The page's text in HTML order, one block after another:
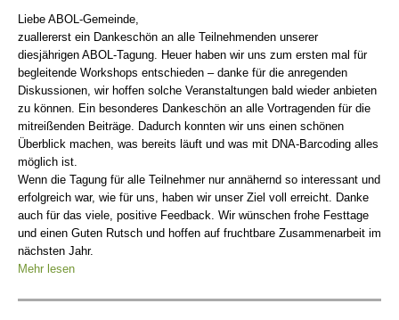
Liebe ABOL-Gemeinde,
zuallererst ein Dankeschön an alle Teilnehmenden unserer
diesjährigen ABOL-Tagung. Heuer haben wir uns zum ersten mal für
begleitende Workshops entschieden – danke für die anregenden
Diskussionen, wir hoffen solche Veranstaltungen bald wieder anbieten
zu können. Ein besonderes Dankeschön an alle Vortragenden für die
mitreißenden Beiträge. Dadurch konnten wir uns einen schönen
Überblick machen, was bereits läuft und was mit DNA-Barcoding alles
möglich ist.
Wenn die Tagung für alle Teilnehmer nur annähernd so interessant und
erfolgreich war, wie für uns, haben wir unser Ziel voll erreicht. Danke
auch für das viele, positive Feedback. Wir wünschen frohe Festtage
und einen Guten Rutsch und hoffen auf fruchtbare Zusammenarbeit im
nächsten Jahr.
Mehr lesen